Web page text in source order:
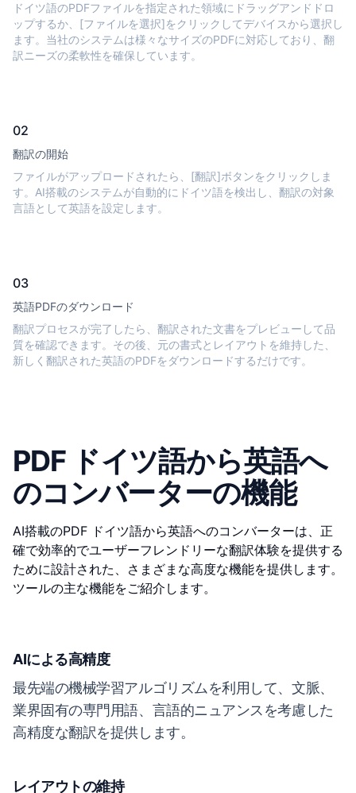
ドイツ語のPDFファイルを指定された領域にドラッグアンドドロ
ップするか、[ファイルを選択]をクリックしてデバイスから選択し
ます。当社のシステムは様々なサイズのPDFに対応しており、翻
訳ニーズの柔軟性を確保しています。
02
翻訳の開始
ファイルがアップロードされたら、[翻訳]ボタンをクリックしま
す。AI搭載のシステムが自動的にドイツ語を検出し、翻訳の対象
言語として英語を設定します。
03
英語PDFのダウンロード
翻訳プロセスが完了したら、翻訳された文書をプレビューして品
質を確認できます。その後、元の書式とレイアウトを維持した、
新しく翻訳された英語のPDFをダウンロードするだけです。
PDF ドイツ語から英語へ
のコンバーターの機能
AI搭載のPDF ドイツ語から英語へのコンバーターは、正
確で効率的でユーザーフレンドリーな翻訳体験を提供する
ために設計された、さまざまな高度な機能を提供します。
ツールの主な機能をご紹介します。
AIによる高精度
最先端の機械学習アルゴリズムを利用して、文脈、
業界固有の専門用語、言語的ニュアンスを考慮した
高精度な翻訳を提供します。
レイアウトの維持